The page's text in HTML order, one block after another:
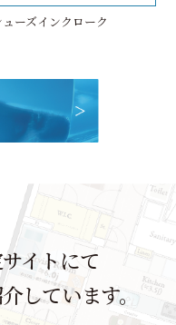
ーズインクローク
イトにて
しています。